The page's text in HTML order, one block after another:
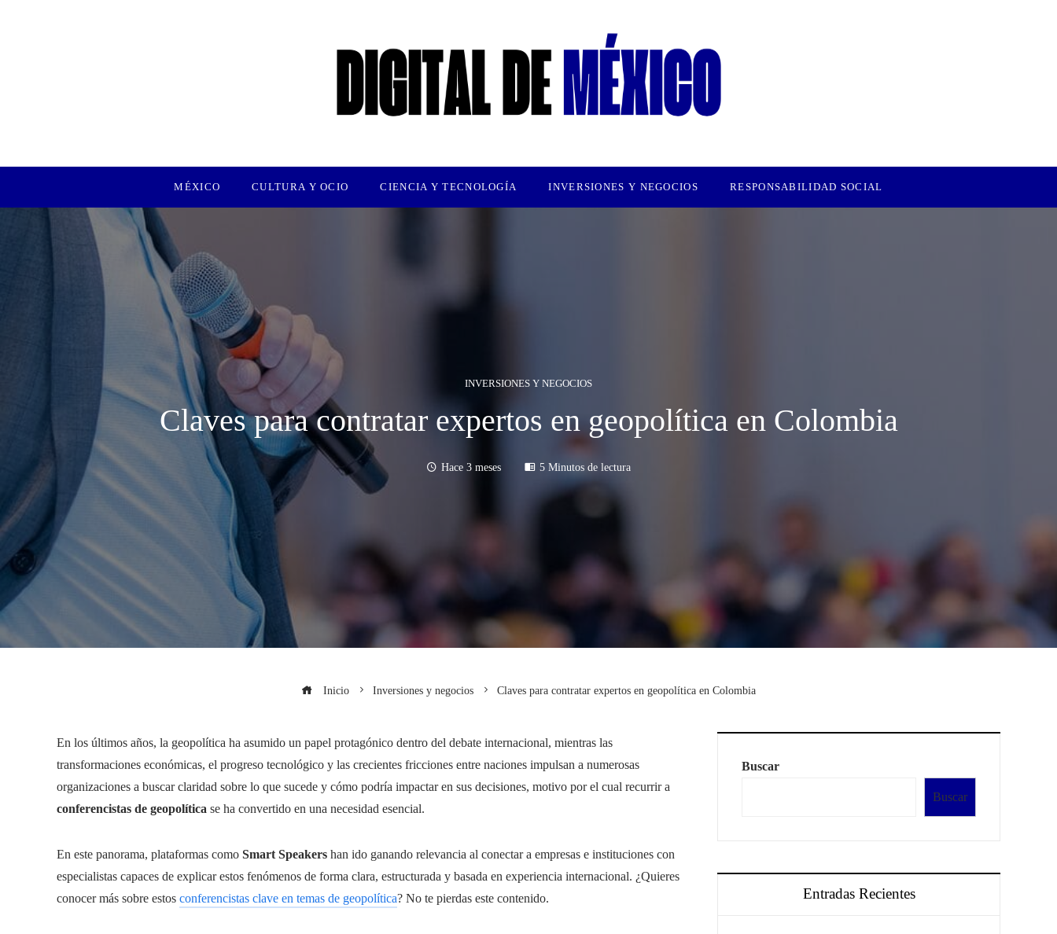
MÉXICO CULTURA Y OCIO CIENCIA Y TECNOLOGÍA INVERSIONES Y NEGOCIOS RESPONSABILIDAD SOCIAL
INVERSIONES Y NEGOCIOS
Claves para contratar expertos en geopolítica en Colombia
Hace 3 meses 5 Minutos de lectura
Inicio Inversiones y negocios Claves para contratar expertos en geopolítica en Colombia
En los últimos años, la geopolítica ha asumido un papel protagónico dentro del debate internacional, mientras las
transformaciones económicas, el progreso tecnológico y las crecientes fricciones entre naciones impulsan a numerosas
organizaciones a buscar claridad sobre lo que sucede y cómo podría impactar en sus decisiones, motivo por el cual recurrir a
conferencistas de geopolítica se ha convertido en una necesidad esencial.
En este panorama, plataformas como Smart Speakers han ido ganando relevancia al conectar a empresas e instituciones con
especialistas capaces de explicar estos fenómenos de forma clara, estructurada y basada en experiencia internacional. ¿Quieres
conocer más sobre estos conferencistas clave en temas de geopolítica? No te pierdas este contenido.
Buscar
Buscar
Entradas Recientes